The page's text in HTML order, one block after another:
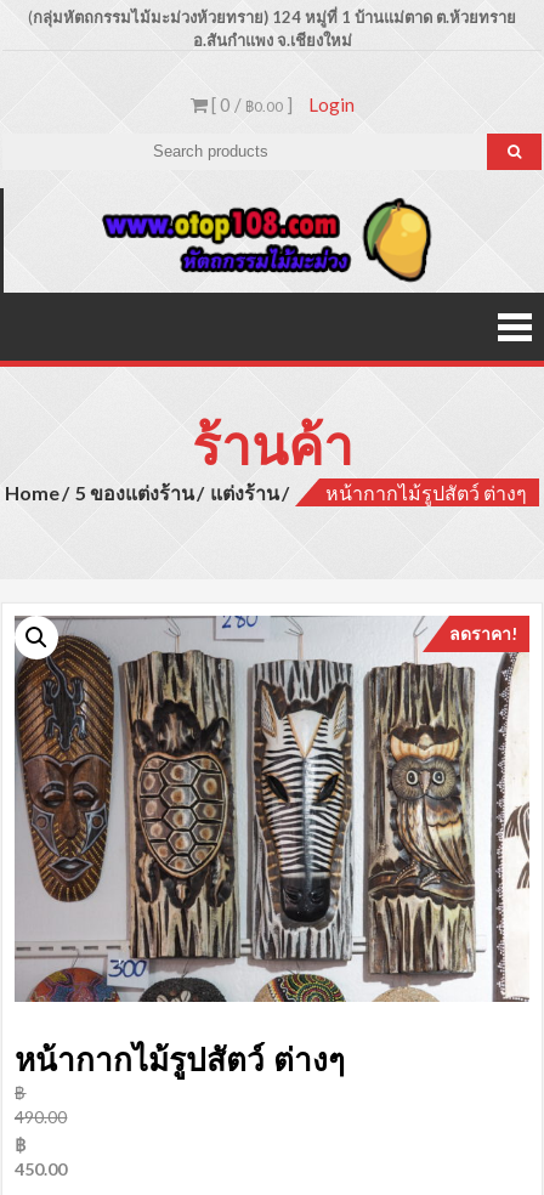
Skip(กลุ่มหัตถกรรมไม้มะม่วงห้วยทราย) 124 หมู่ที่ 1 บ้านแม่ตาด ต.ห้วยทราย
อ.สันกำแพง จ.เชียงใหม่
[ 0 / ฿0.00] Login
ประเภท
ผลิตภัณฑ์
สินค้าไม้
มะม่วง
ร้านค้า
Home 5 ของแต่งร้าน แต่งร้าน หน้ากากไม้รูปสัตว์ ต่างๆ
ลดราคา!
หน้ากากไม้รูปสัตว์ ต่างๆ
฿
490.00
Original
price
฿
450.00